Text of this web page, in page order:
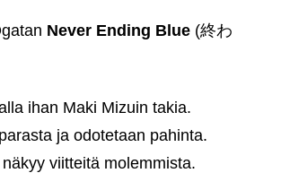
Never Ending Blue(終わ
ihan Maki Mizuin takia.
ja odotetaan pahinta.
viitteitä molemmista.